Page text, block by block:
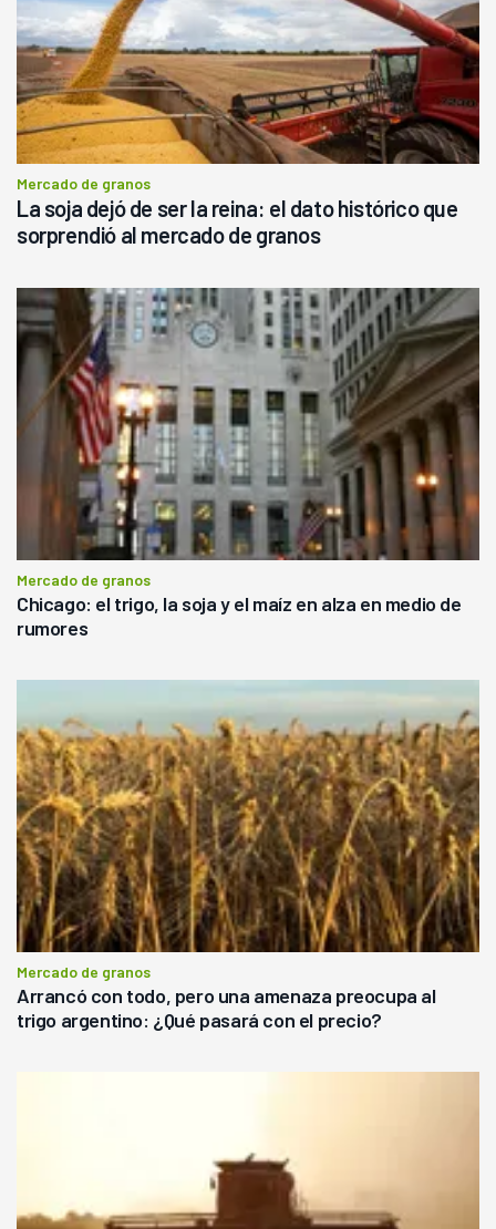
Mercado de granos
La soja dejó de ser la reina: el dato histórico que
sorprendió al mercado de granos
Mercado de granos
Chicago: el trigo, la soja y el maíz en alza en medio de
rumores
Mercado de granos
Arrancó con todo, pero una amenaza preocupa al
trigo argentino: ¿Qué pasará con el precio?